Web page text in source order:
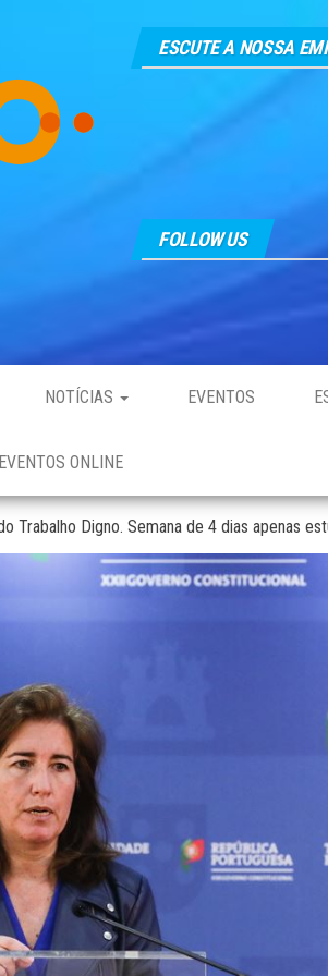
ESCUTE A NOSSA
FOLLOW US
NOTÍCIAS EVENTOS
EVENTOS ONLINE
Trabalho Digno. Semana de 4 dias apenas